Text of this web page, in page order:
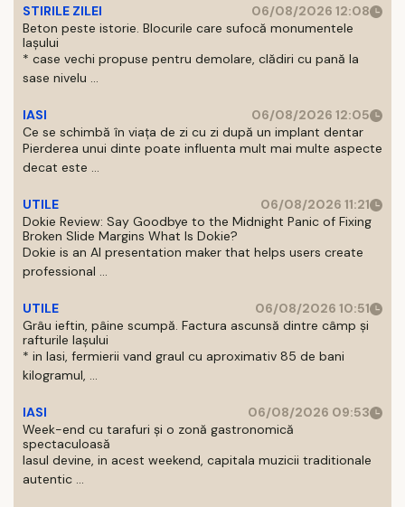
STIRILE ZILEI
06/08/2026 12:08
Beton peste istorie. Blocurile care sufocă monumentele
Iașului
* case vechi propuse pentru demolare, clădiri cu pană la
sase nivelu ...
IASI
06/08/2026 12:05
Ce se schimbă în viața de zi cu zi după un implant dentar
Pierderea unui dinte poate influenta mult mai multe aspecte
decat este ...
UTILE
06/08/2026 11:21
Dokie Review: Say Goodbye to the Midnight Panic of Fixing
Broken Slide Margins What Is Dokie?
Dokie is an AI presentation maker that helps users create
professional ...
UTILE
06/08/2026 10:51
Grâu ieftin, pâine scumpă. Factura ascunsă dintre câmp și
rafturile Iașului
* in Iasi, fermierii vand graul cu aproximativ 85 de bani
kilogramul, ...
IASI
06/08/2026 09:53
Week-end cu tarafuri și o zonă gastronomică
spectaculoasă
Iasul devine, in acest weekend, capitala muzicii traditionale
autentic ...